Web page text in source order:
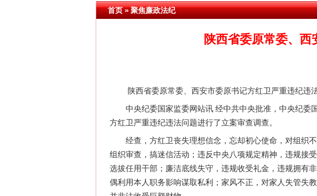
首页»聚焦廉政法纪
陕西省委原常委、西
陕西省委原常委、西安市委原书记方红卫严重违纪违
中央纪委国家监委网站讯 经中共中央批准，中央纪委
方红卫严重违纪违法问题进行了立案审查调查。
经查，方红卫丧失理想信念，忘却初心使命，对组织不
组织审查，搞迷信活动；违反中央八项规定精神，违规接
选拔任用干部；廉洁底线失守，违规收受礼金，违规拥有
偶利用本人职务影响谋取私利；家风不正，对家人失管失
网上购药对药下症？